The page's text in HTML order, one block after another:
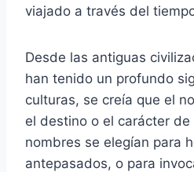
viajado a través del
Desde las antiguas
han tenido un profundo
culturas, se creía que el
el destino o el carácter de
nombres se elegían para
antepasados, o para